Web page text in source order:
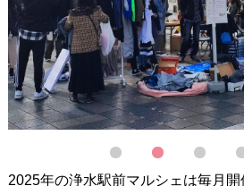
2025年の浄水駅前マルシェは毎月開